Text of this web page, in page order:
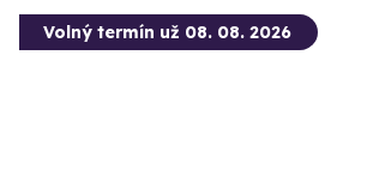
Volný termín už 08. 08. 2026